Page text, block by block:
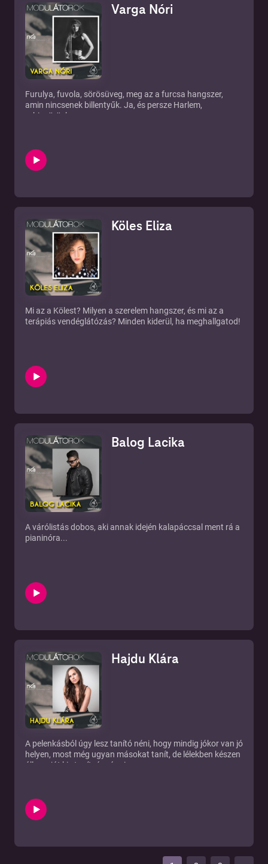
Varga Nóri
Furulya, fuvola, sörösüveg, meg az a furcsa hangszer,
amin nincsenek billentyűk. Ja, és persze Harlem,
rubinvörösben.
Köles Eliza
Mi az a Kölest? Milyen a szerelem hangszer, és mi az a
terápiás vendéglátózás? Minden kiderül, ha meghallgatod!
Balog Lacika
A várólistás dobos, aki annak idején kalapáccsal ment rá a
pianinóra...
Hajdu Klára
A pelenkásból úgy lesz tanító néni, hogy mindig jókor van jó
helyen, most még ugyan másokat tanít, de lélekben készen
áll a saját kis tanítványára is.